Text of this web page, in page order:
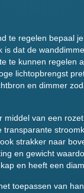
te regelen bepaal
dat de
te kunnen regelen
lichtopbrengst
en dimmer
van een
strakker naar
en gewicht
en heeft een
toepassen van